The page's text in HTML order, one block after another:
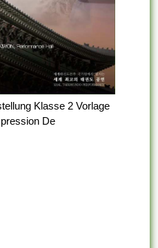
Klasse 2 Vorlage
De